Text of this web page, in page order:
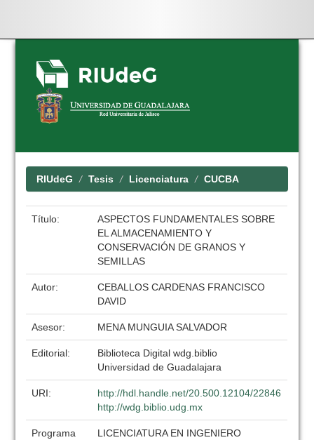
Skip
navigation
RIUdeG Tesis Licenciatura CUCBA
Título:
ASPECTOS FUNDAMENTALES SOBRE
EL ALMACENAMIENTO Y
CONSERVACIÓN DE GRANOS Y
SEMILLAS
Autor:
CEBALLOS CARDENAS FRANCISCO
DAVID
Asesor: MENA MUNGUIA SALVADOR
Editorial:
Biblioteca Digital wdg.biblio
Universidad de Guadalajara
URI:
http://hdl.handle.net/20.500.12104/22846
http://wdg.biblio.udg.mx
Programa
LICENCIATURA EN INGENIERO